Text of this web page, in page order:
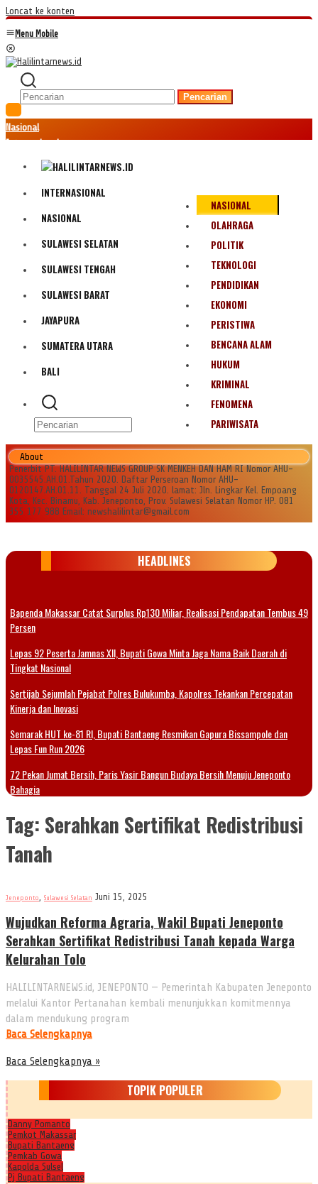
Loncat ke konten
Menu Mobile
Pencarian
Nasional
Internasional
Politik
Olahraga
Bencana Alam
INTERNASIONAL
NASIONAL
SULAWESI SELATAN
SULAWESI TENGAH
SULAWESI BARAT
JAYAPURA
SUMATERA UTARA
BALI
NASIONAL
OLAHRAGA
POLITIK
TEKNOLOGI
PENDIDIKAN
EKONOMI
PERISTIWA
BENCANA ALAM
HUKUM
KRIMINAL
FENOMENA
PARIWISATA
About
Penerbit PT. HALILINTAR NEWS GROUP SK MENKEH DAN HAM RI Nomor AHU-
0035545.AH.01.Tahun 2020. Daftar Perseroan Nomor AHU-
0120147.AH.01.11. Tanggal 24 Juli 2020. lamat: Jln. Lingkar Kel. Empoang
Kota, Kec. Binamu, Kab. Jeneponto, Prov. Sulawesi Selatan Nomor HP. 081
355 177 988 Email: newshalilintar@gmail.com
HEADLINES
Bapenda Makassar Catat Surplus Rp130 Miliar, Realisasi Pendapatan Tembus 49
Persen
Lepas 92 Peserta Jamnas XII, Bupati Gowa Minta Jaga Nama Baik Daerah di
Tingkat Nasional
Sertijab Sejumlah Pejabat Polres Bulukumba, Kapolres Tekankan Percepatan
Kinerja dan Inovasi
Semarak HUT ke-81 RI, Bupati Bantaeng Resmikan Gapura Bissampole dan
Lepas Fun Run 2026
72 Pekan Jumat Bersih, Paris Yasir Bangun Budaya Bersih Menuju Jeneponto
Bahagia
Tag: Serahkan Sertifikat Redistribusi
Tanah
Jeneponto, Sulawesi Selatan Juni 15, 2025
Wujudkan Reforma Agraria, Wakil Bupati Jeneponto
Serahkan Sertifikat Redistribusi Tanah kepada Warga
Kelurahan Tolo
HALILINTARNEWS.id, JENEPONTO — Pemerintah Kabupaten Jeneponto
melalui Kantor Pertanahan kembali menunjukkan komitmennya
dalam mendukung program
Baca Selengkapnya
Baca Selengkapnya »
TOPIK POPULER
Danny Pomanto
Pemkot Makassar
Bupati Bantaeng
Pemkab Gowa
Kapolda Sulsel
Pj Bupati Bantaeng